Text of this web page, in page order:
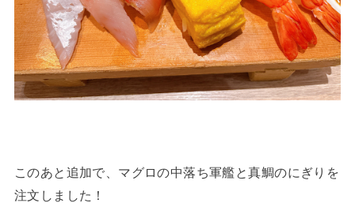
このあと追加で、マグロの中落ち軍艦と真鯛のにぎりを
注文しました！